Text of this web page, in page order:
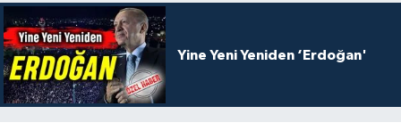
Yine Yeni Yeniden ‘Erdoğan'